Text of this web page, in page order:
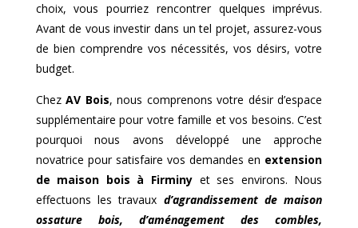
choix, vous pourriez rencontrer quelques imprévus.
Avant de vous investir dans un tel projet, assurez-vous
de bien comprendre vos nécessités, vos désirs, votre
budget.
ChezAV Bois, nous comprenons votre désir d’espace
supplémentaire pour votre famille et vos besoins. C’est
pourquoi nous avons développé une approche
novatrice pour satisfaire vos demandes en extension
de maison bois à Firminy et ses environs. Nous
effectuons les travaux d’agrandissement de maison
ossature bois, d’aménagement des combles,